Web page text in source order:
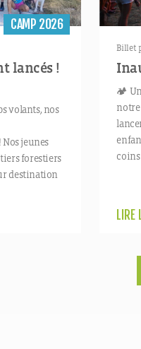
CAMP 2026
lancés !
volants, nos
jeunes
forestiers
destination
Billet
🏕️
notre
LIRE